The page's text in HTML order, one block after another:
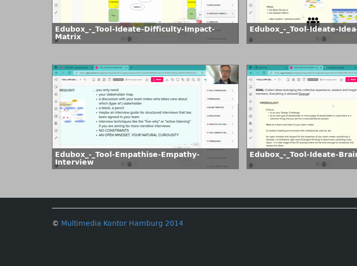
Edubox_-_Tool-Ideate-Difficulty-Impact-
Matrix
Edubox_-_Tool-Ideate-
Edubox_-_Tool-Empathise-Empathy-
Interview
Edubox_-_Tool-Ideate-
© Multimedia Kontor Hamburg 2014